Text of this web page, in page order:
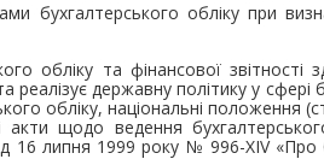
бухгалтерського обліку при
обліку та фінансової звітності
державну політику у сфері
обліку, національні положення
щодо ведення
16 липня 1999 року № 996-XIV «Про